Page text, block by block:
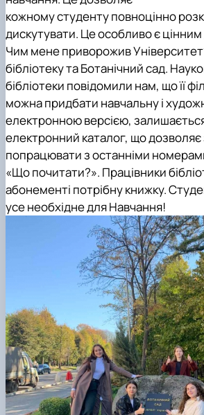
кожному студенту повноцінно
дискутувати. Це особливо є
Чим мене приворожив
бібліотеку та Ботанічний сад.
бібліотеки повідомили нам, що її
можна придбати навчальну і
електронною версією,
електронний каталог, що дозволяє
попрацювати з останніми
«Що почитати?». Працівники
абонементі потрібну книжку.
усе необхідне для Навчання!